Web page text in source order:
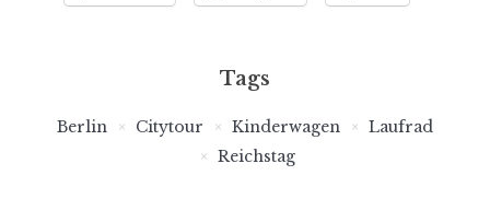
Tags
Berlin Citytour Kinderwagen
Laufrad
Reichstag